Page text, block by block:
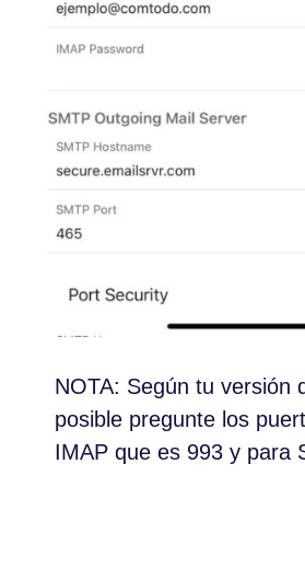
NOTA: Según tu versión
posible pregunte los
IMAP que es 993 y para